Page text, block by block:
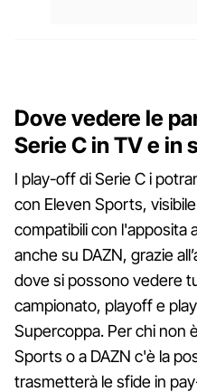
Dove vedere le
Serie C in TV e in
I play-off di Serie C i
con Eleven Sports,
compatibili con l'apposita
anche su DAZN, grazie
dove si possono vedere
campionato, playoff e
Supercoppa. Per chi non
Sports o a DAZN c'è la
trasmetterà le sfide in